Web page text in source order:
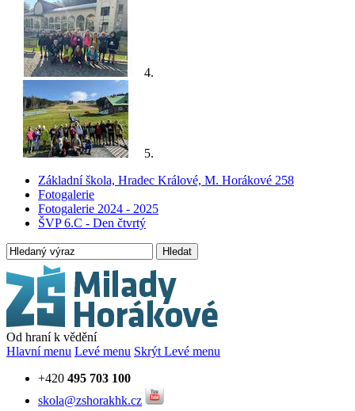
4.
5.
Základní škola, Hradec Králové, M. Horákové 258
Fotogalerie
Fotogalerie 2024 - 2025
ŠVP 6.C - Den čtvrtý
Hledat
Od hraní k vědění
Hlavní menu Levé menu Skrýt Levé menu
+420 495 703 100
skola@zshorakhk.cz